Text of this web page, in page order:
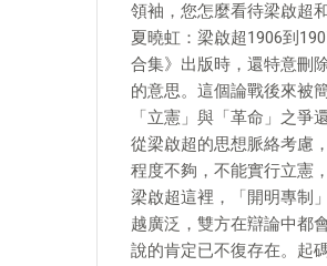
領袖，您怎麼看待梁啟超
夏曉虹：梁啟超1906到
合集》出版時，還特意刪
的意思。這個論戰後來被
「立憲」與「革命」之爭
從梁啟超的思想脈絡考慮
程度不夠，不能實行立憲
梁啟超這裡，「開明專制
越廣泛，雙方在辯論中都
說的肯定已不復存在。起